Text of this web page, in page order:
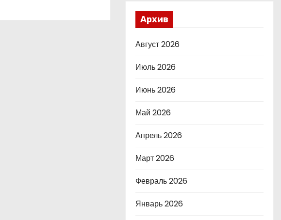
Архив
Август 2026
Июль 2026
Июнь 2026
Май 2026
Апрель 2026
Март 2026
Февраль 2026
Январь 2026